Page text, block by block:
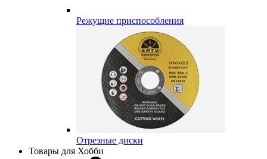
Режущие приспособления
Отрезные диски
Товары для Хобби